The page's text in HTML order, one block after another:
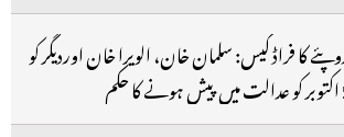
کا فراڈ کیس: سلمان خان، الویرا خان اوردیگر کو